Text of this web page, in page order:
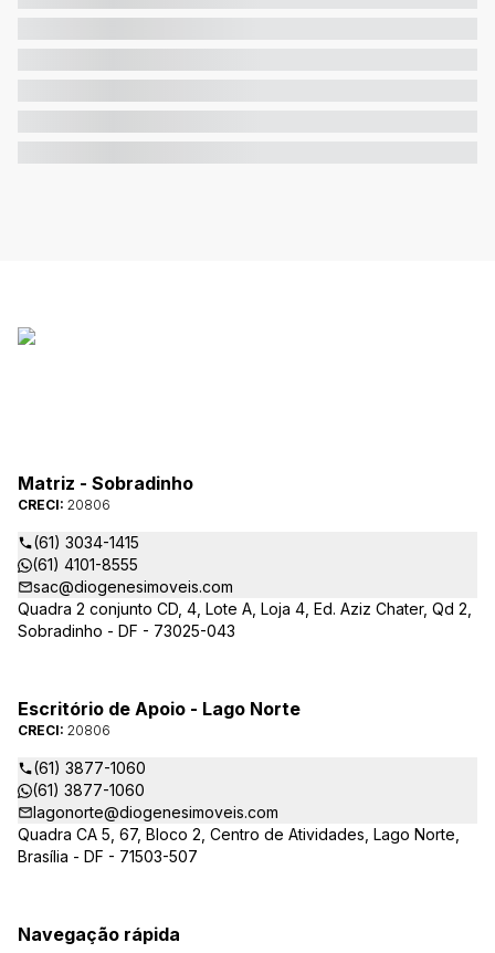
Matriz - Sobradinho
CRECI: 20806
(61) 3034-1415
(61) 4101-8555
sac@diogenesimoveis.com
Quadra 2 conjunto CD, 4, Lote A, Loja 4, Ed. Aziz Chater, Qd 2,
Sobradinho - DF - 73025-043
Escritório de Apoio - Lago Norte
CRECI: 20806
(61) 3877-1060
(61) 3877-1060
lagonorte@diogenesimoveis.com
Quadra CA 5, 67, Bloco 2, Centro de Atividades, Lago Norte,
Brasília - DF - 71503-507
Navegação rápida